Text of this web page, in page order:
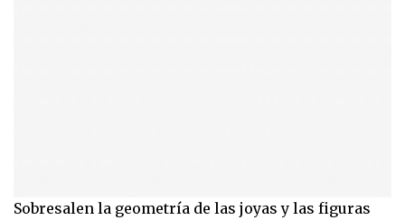
Sobresalen la geometría de las joyas y las figuras